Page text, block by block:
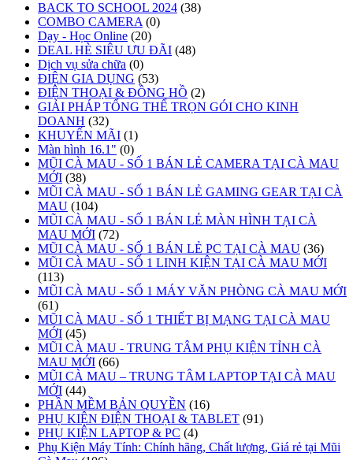
BACK TO SCHOOL 2024 (38)
COMBO CAMERA (0)
Dạy - Học Online (20)
DEAL HÈ SIÊU ƯU ĐÃI (48)
Dịch vụ sửa chữa (0)
ĐIỆN GIA DỤNG (53)
ĐIỆN THOẠI & ĐỒNG HỒ (2)
GIẢI PHÁP TỔNG THỂ TRỌN GÓI CHO KINH
DOANH (32)
KHUYẾN MÃI (1)
Màn hình 16.1" (0)
MŨI CÀ MAU - SỐ 1 BÁN LẺ CAMERA TẠI CÀ MAU
MỚI (38)
MŨI CÀ MAU - SỐ 1 BÁN LẺ GAMING GEAR TẠI CÀ
MAU (104)
MŨI CÀ MAU - SỐ 1 BÁN LẺ MÀN HÌNH TẠI CÀ
MAU MỚI (72)
MŨI CÀ MAU - SỐ 1 BÁN LẺ PC TẠI CÀ MAU (36)
MŨI CÀ MAU - SỐ 1 LINH KIỆN TẠI CÀ MAU MỚI
(113)
MŨI CÀ MAU - SỐ 1 MÁY VĂN PHÒNG CÀ MAU MỚI
(61)
MŨI CÀ MAU - SỐ 1 THIẾT BỊ MẠNG TẠI CÀ MAU
MỚI (45)
MŨI CÀ MAU - TRUNG TÂM PHỤ KIỆN TỈNH CÀ
MAU MỚI (66)
MŨI CÀ MAU – TRUNG TÂM LAPTOP TẠI CÀ MAU
MỚI (44)
PHẦN MỀM BẢN QUYỀN (16)
PHỤ KIỆN ĐIỆN THOẠI & TABLET (91)
PHỤ KIỆN LAPTOP & PC (4)
Phụ Kiện Máy Tính: Chính hãng, Chất lượng, Giá rẻ tại Mũi